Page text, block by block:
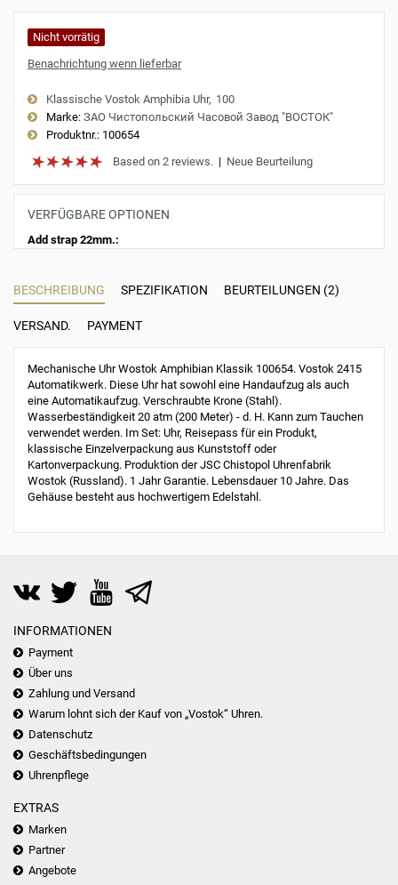
Nicht vorrätig
Benachrichtung wenn lieferbar
Klassische Vostok Amphibia Uhr 100
Marke: ЗАО Чистопольский Часовой Завод "ВОСТОК"
Produktnr.: 100654
Based on 2 reviews. | Neue Beurteilung
VERFÜGBARE OPTIONEN
Add strap 22mm.:
BESCHREIBUNG SPEZIFIKATION BEURTEILUNGEN (2)
VERSAND. PAYMENT
Mechanische Uhr Wostok Amphibian Klassik 100654. Vostok 2415
Automatikwerk. Diese Uhr hat sowohl eine Handaufzug als auch
eine Automatikaufzug. Verschraubte Krone (Stahl).
Wasserbeständigkeit 20 atm (200 Meter) - d. H. Kann zum Tauchen
verwendet werden. Im Set: Uhr, Reisepass für ein Produkt,
klassische Einzelverpackung aus Kunststoff oder
Kartonverpackung. Produktion der JSC Chistopol Uhrenfabrik
Wostok (Russland). 1 Jahr Garantie. Lebensdauer 10 Jahre. Das
Gehäuse besteht aus hochwertigem Edelstahl.
INFORMATIONEN
Payment
Über uns
Zahlung und Versand
Warum lohnt sich der Kauf von „Vostok“ Uhren.
Datenschutz
Geschäftsbedingungen
Uhrenpflege
EXTRAS
Marken
Partner
Angebote